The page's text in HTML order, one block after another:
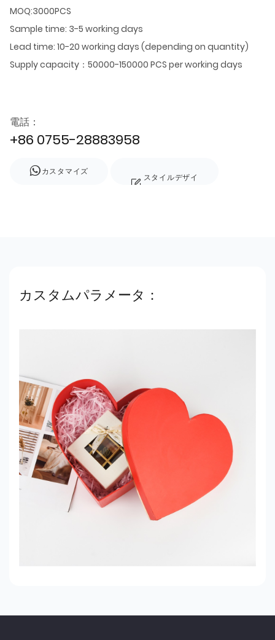
MOQ:3000PCS
Sample time: 3-5 working days
Lead time: 10-20 working days (depending on quantity)
Supply capacity：50000-150000 PCS per working days
電話：
+86 0755-28883958
カスタマイズ
スタイルデザイ
カスタムパラメータ：